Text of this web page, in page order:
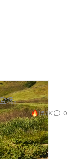
场。
15.1K 0